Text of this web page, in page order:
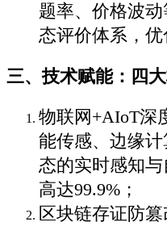
题率、价格波
态评价体系，优
三、技术赋能：四
物联网+AIoT深
能传感、边缘
态的实时感知
高达99.9%；
区块链存证防